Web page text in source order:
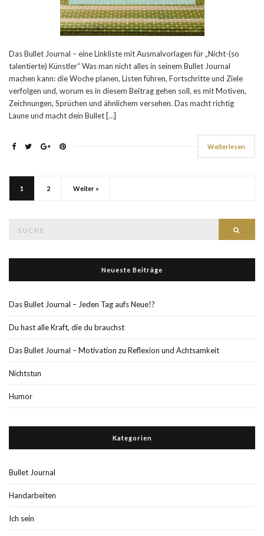
Das Bullet Journal – eine Linkliste mit Ausmalvorlagen für „Nicht-(so
talentierte) Künstler“ Was man nicht alles in seinem Bullet Journal
machen kann: die Woche planen, Listen führen, Fortschritte und Ziele
verfolgen und, worum es in diesem Beitrag gehen soll, es mit Motiven,
Zeichnungen, Sprüchen und ähnlichem versehen. Das macht richtig
Laune und macht dein Bullet […]
Weiterlesen
1 2 Weiter »
Neueste Beiträge
Das Bullet Journal – Jeden Tag aufs Neue!?
Du hast alle Kraft, die du brauchst
Das Bullet Journal – Motivation zu Reflexion und Achtsamkeit
Nichtstun
Humor
Kategorien
Bullet Journal
Handarbeiten
Ich sein